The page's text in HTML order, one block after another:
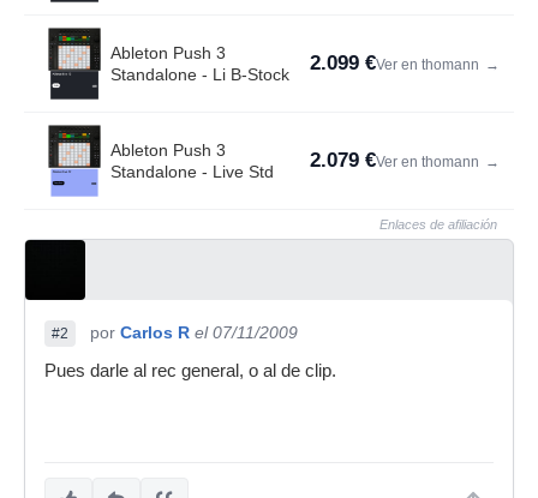
Ableton Push 3
Standalone - Li B-Stock
2.099 €Ver en thomann →
Ableton Push 3
Standalone - Live Std
2.079 €Ver en thomann →
Enlaces de afiliación
#2 por Carlos R el 07/11/2009
Pues darle al rec general, o al de clip.